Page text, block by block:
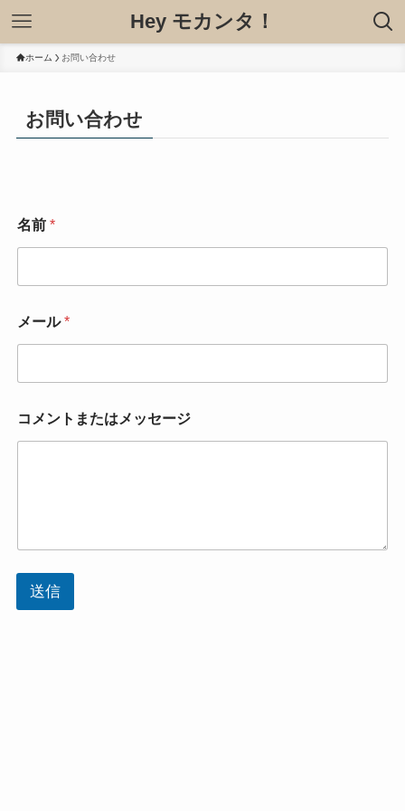
Hey モカンタ！
ホーム お問い合わせ
お問い合わせ
名前 *
メール*
コメントまたはメッセージ
送信